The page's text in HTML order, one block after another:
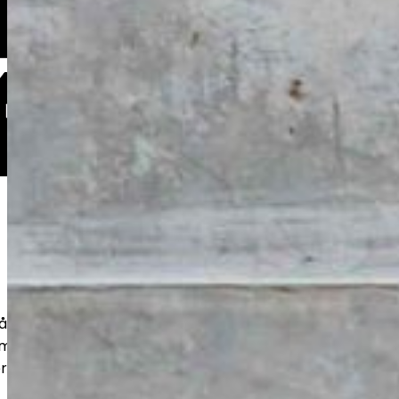
betonggolv för exempelvis
Noggrant förarbete och rätt
livslängd och ett snyggt